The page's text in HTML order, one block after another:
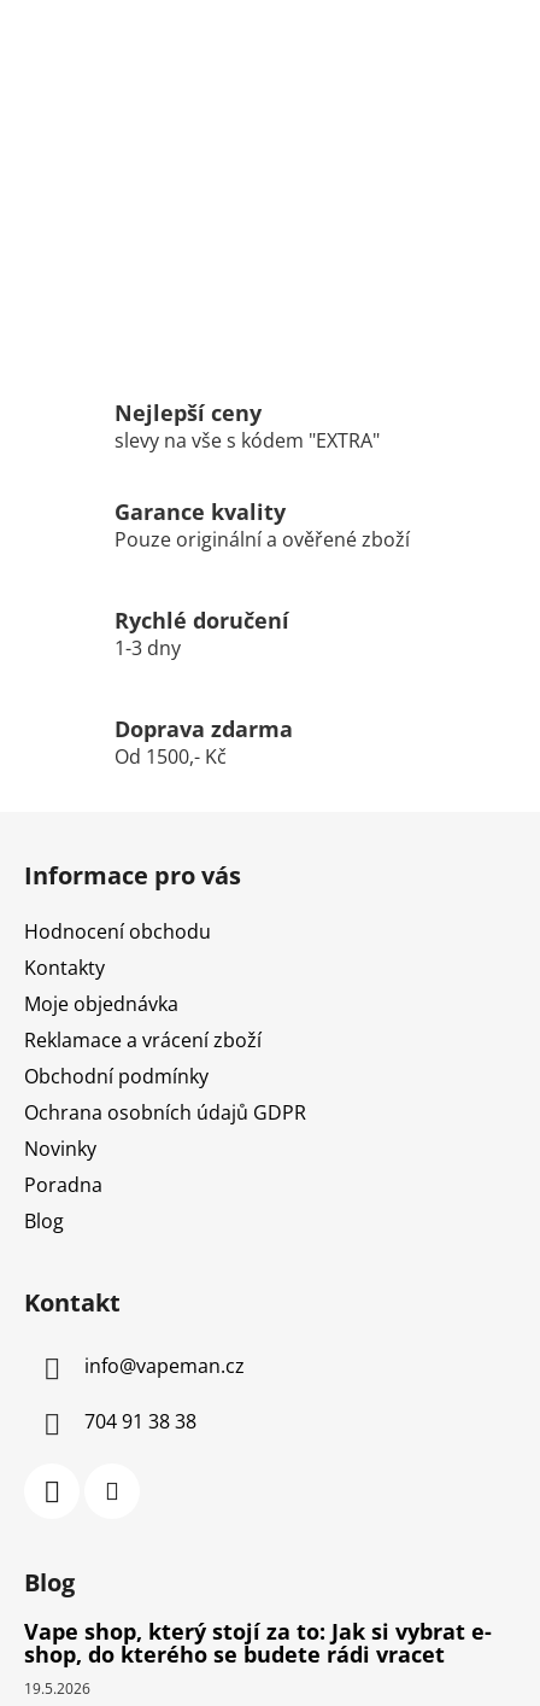
Nejlepší ceny
slevy na vše s kódem "EXTRA"
Garance kvality
Pouze originální a ověřené zboží
Rychlé doručení
1-3 dny
Doprava zdarma
Od 1500,- Kč
Informace pro vás
Hodnocení obchodu
Kontakty
Moje objednávka
Reklamace a vrácení zboží
Obchodní podmínky
Ochrana osobních údajů GDPR
Novinky
Poradna
Blog
Kontakt
info@vapeman.cz
704 91 38 38
Blog
Vape shop, který stojí za to: Jak si vybrat e-
shop, do kterého se budete rádi vracet
19.5.2026